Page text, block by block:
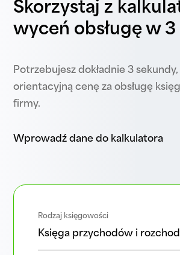
Skorzystaj z
wyceń obsługę w 3
Potrzebujesz dokładnie 3
orientacyjną cenę za obsługę
firmy.
Wprowadź dane do kalkulatora
Rodzaj księgowości